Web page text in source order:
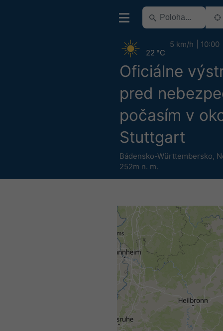
Oficiálne
pred
počasím v
Stuttgart
Bádensko-Württembersko,
252m n. m.
22 °C
5 km/h 10:00